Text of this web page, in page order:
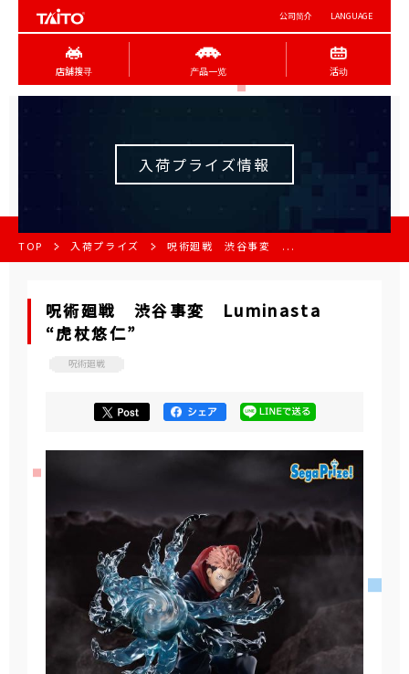
公司简介 LANGUAGE
店舖搜寻 产品一览 活动
入荷プライズ情報
TOP 入荷プライズ 呪術廻戦 渋谷事変 ...
呪術廻戦 渋谷事変 Luminasta
“虎杖悠仁”
呪術廻戦